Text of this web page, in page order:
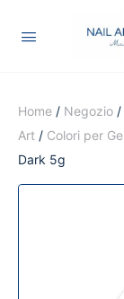
Home / Negozio /
Art / Colori per
Dark 5g